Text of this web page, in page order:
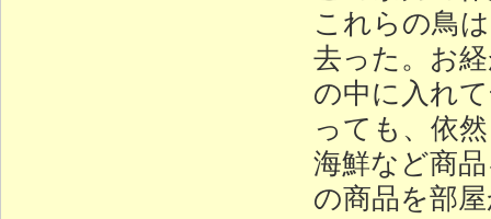
これらの鳥
去った。お
の中に入れ
っても、依
海鮮など商
の商品を部